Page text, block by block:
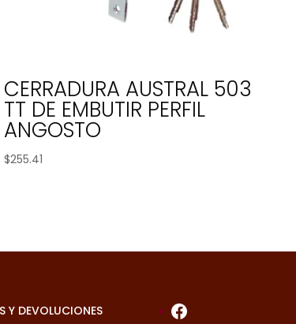
CERRADURA AUSTRAL 503
TT DE EMBUTIR PERFIL
ANGOSTO
$255.41
Y DEVOLUCIONES Facebook